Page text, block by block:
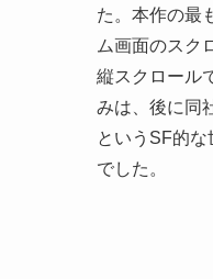
た。本作の最
ム画面のスク
縦スクロール
みは、後に同
というSF的
でした。